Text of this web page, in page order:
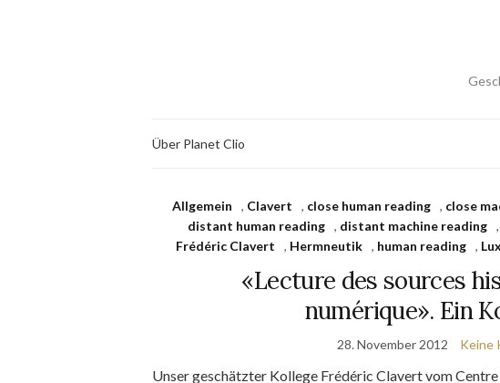
Über Planet Clio
Allgemein , Clavert , close human reading , close
distant human reading
, distant machine reading ,
Frédéric Clavert
, Hermneutik , human reading ,
«Lecture des sources
numérique». Ein
28. November 2012 Keine
Unser geschätzter Kollege Frédéric Clavert vom Centre